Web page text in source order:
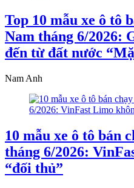
Top 10 mẫu xe ô tô
Nam tháng 6/2026:
đến từ đất nước
Nam Anh
10 mẫu xe ô tô bán
tháng 6/2026:
“đối thủ”